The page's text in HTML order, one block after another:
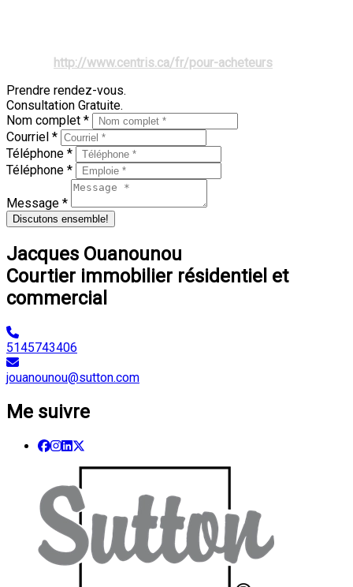
http://www.centris.ca/fr/pour-acheteurs
Prendre rendez-vous.
Consultation Gratuite.
Nom complet *
Courriel *
Téléphone *
Téléphone *
Message *
Discutons ensemble!
Jacques Ouanounou
Courtier immobilier résidentiel et
commercial
5145743406
jouanounou@sutton.com
Me suivre